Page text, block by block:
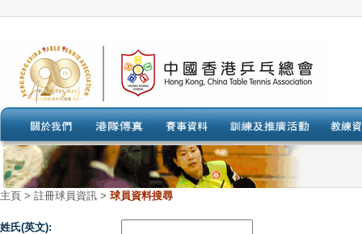
主頁 > 註冊球員資訊 > 球員資料搜尋
姓氏(英文):